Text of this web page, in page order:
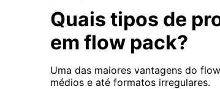
Quais tipos de
em flow pack?
Uma das maiores vantagens do
médios e até formatos irregulares.